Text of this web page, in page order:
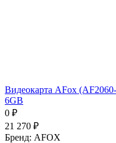
Видеокарта AFox
6GB
0 ₽
21 270 ₽
Бренд: AFOX